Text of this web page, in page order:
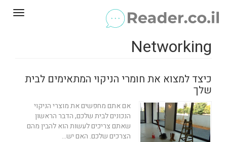
Networking
כיצד למצוא את חומרי הניקוי המתאימים לבית
שלך
אם אתם מחפשים את מוצרי הניקוי
הנכונים לבית שלכם, הדבר הראשון
שאתם צריכים לעשות הוא להבין מהם
הצרכים שלכם. האם יש...